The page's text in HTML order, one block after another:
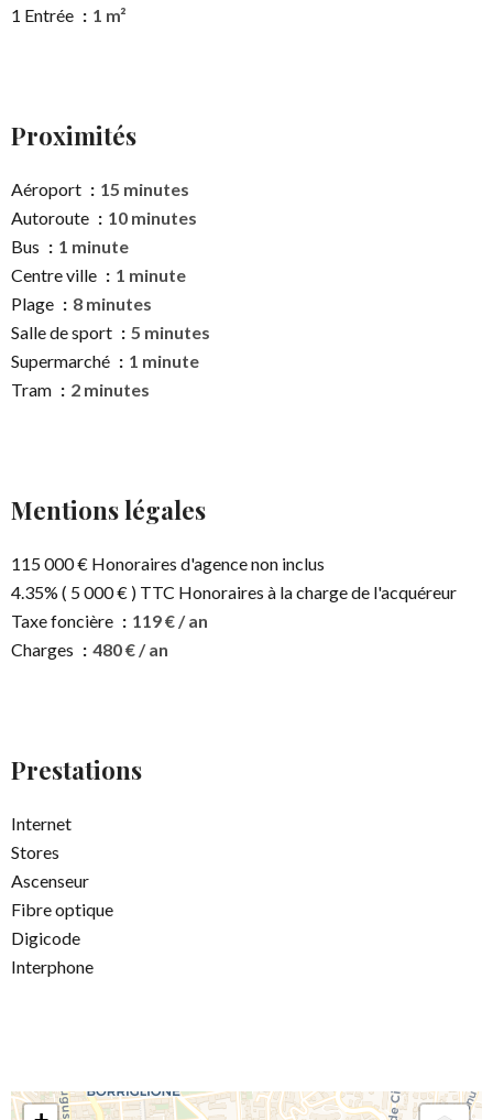
1 Entrée
1 m²
Proximités
Aéroport
15 minutes
Autoroute
10 minutes
Bus
1 minute
Centre ville
1 minute
Plage
8 minutes
Salle de sport
5 minutes
Supermarché
1 minute
Tram
2 minutes
Mentions légales
115 000 € Honoraires d'agence non inclus
4.35% ( 5 000 € ) TTC Honoraires à la charge de l'acquéreur
Taxe foncière
119 € / an
Charges
480 € / an
Prestations
Internet
Stores
Ascenseur
Fibre optique
Digicode
Interphone